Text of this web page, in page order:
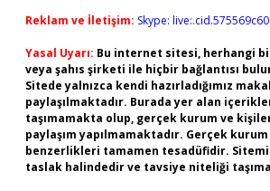
Reklam ve İletişim: Skype:
Yasal Uyarı: Bu internet sitesi, herhangi
veya şahıs şirketi ile hiçbir bağlantısı
Sitede yalnızca kendi hazırladığımız
paylaşılmaktadır. Burada yer alan
taşımamakta olup, gerçek kurum ve
paylaşım yapılmamaktadır. Gerçek
benzerlikleri tamamen tesadüfidir.
taslak halindedir ve tavsiye niteliği